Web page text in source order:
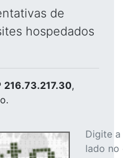
de
hospedados
216.73.217.30,
Digite
lado no